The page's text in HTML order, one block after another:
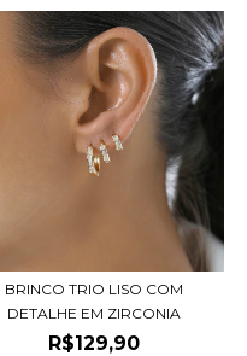
BRINCO TRIO LISO COM
DETALHE EM ZIRCONIA
R$129,90